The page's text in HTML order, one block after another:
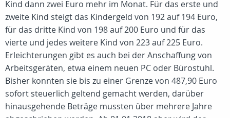
Kind dann zwei Euro mehr im Monat. Für das erste und
zweite Kind steigt das Kindergeld von 192 auf 194 Euro,
für das dritte Kind von 198 auf 200 Euro und für das
vierte und jedes weitere Kind von 223 auf 225 Euro.
Erleichterungen gibt es auch bei der Anschaffung von
Arbeitsgeräten, etwa einem neuen PC oder Bürostuhl.
Bisher konnten sie bis zu einer Grenze von 487,90 Euro
sofort steuerlich geltend gemacht werden, darüber
hinausgehende Beträge mussten über mehrere Jahre